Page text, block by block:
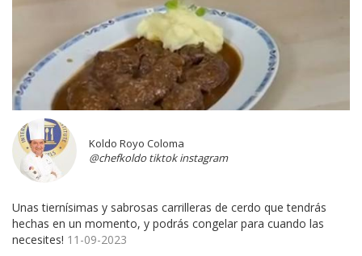
Koldo Royo Coloma
@chefkoldo tiktok instagram
Unas tiernísimas y sabrosas carrilleras de cerdo que tendrás
hechas en un momento, y podrás congelar para cuando las
necesites! 11-09-2023